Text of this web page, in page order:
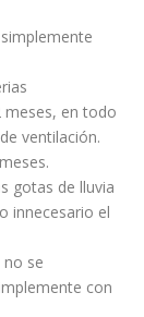
meses, en todo
ventilación.
gotas de lluvia
innecesario el
se
con